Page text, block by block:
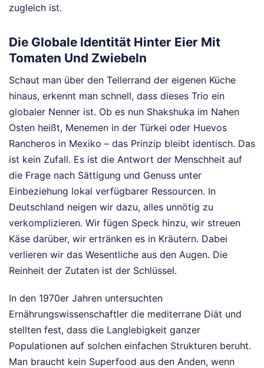
zugleich ist.
Die Globale Identität Hinter Eier Mit
Tomaten Und Zwiebeln
Schaut man über den Tellerrand der eigenen Küche
hinaus, erkennt man schnell, dass dieses Trio ein
globaler Nenner ist. Ob es nun Shakshuka im Nahen
Osten heißt, Menemen in der Türkei oder Huevos
Rancheros in Mexiko – das Prinzip bleibt identisch. Das
ist kein Zufall. Es ist die Antwort der Menschheit auf
die Frage nach Sättigung und Genuss unter
Einbeziehung lokal verfügbarer Ressourcen. In
Deutschland neigen wir dazu, alles unnötig zu
verkomplizieren. Wir fügen Speck hinzu, wir streuen
Käse darüber, wir ertränken es in Kräutern. Dabei
verlieren wir das Wesentliche aus den Augen. Die
Reinheit der Zutaten ist der Schlüssel.
In den 1970er Jahren untersuchten
Ernährungswissenschaftler die mediterrane Diät und
stellten fest, dass die Langlebigkeit ganzer
Populationen auf solchen einfachen Strukturen beruht.
Man braucht kein Superfood aus den Anden, wenn